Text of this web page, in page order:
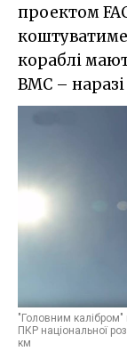
проектом
коштуватиме
кораблі
ВМС – наразі
"Головним калібром"
ПКР національної
км